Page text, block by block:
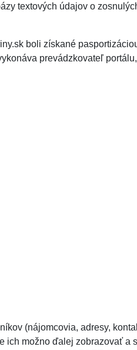
textových údajov o
boli získané
prevádzkovateľ
(nájomcovia, adresy,
ich možno ďalej zobrazovať a